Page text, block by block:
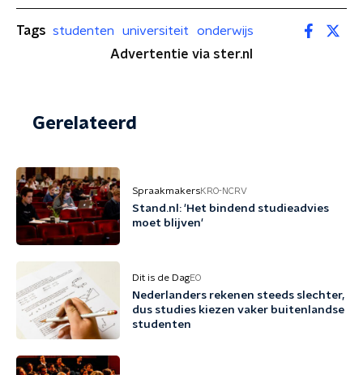
Tags studenten universiteit
onderwijs
Advertentie via ster.nl
Gerelateerd
SpraakmakersKRO-NCRV
Stand.nl: 'Het bindend studieadvies
moet blijven'
Dit is de DagEO
Nederlanders rekenen steeds slechter,
dus studies kiezen vaker buitenlandse
studenten